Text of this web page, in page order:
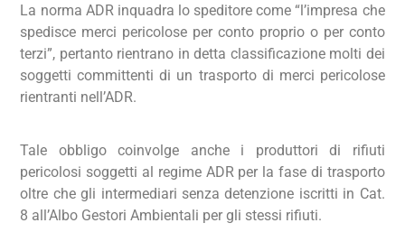
La norma ADR inquadra lo speditore come “l’impresa che
spedisce merci pericolose per conto proprio o per conto
terzi”, pertanto rientrano in detta classificazione molti dei
soggetti committenti di un trasporto di merci pericolose
rientranti nell’ADR.
Tale obbligo coinvolge anche i produttori di rifiuti
pericolosi soggetti al regime ADR per la fase di trasporto
oltre che gli intermediari senza detenzione iscritti in Cat.
8 all’Albo Gestori Ambientali per gli stessi rifiuti.